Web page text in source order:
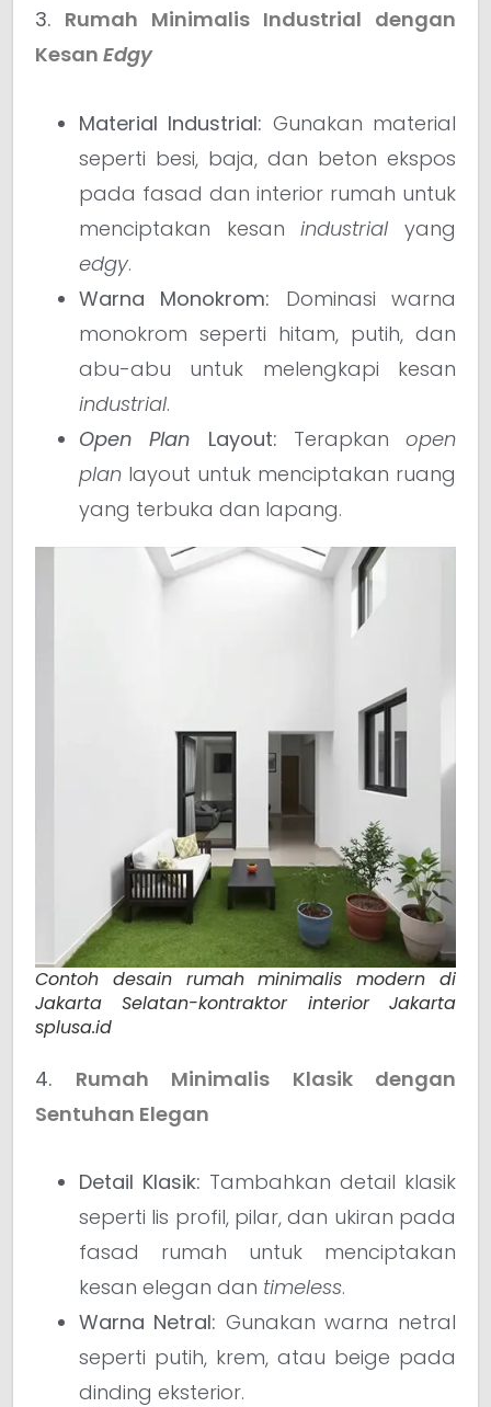
3. Rumah Minimalis Industrial dengan
Kesan Edgy
Material Industrial: Gunakan material
seperti besi, baja, dan beton ekspos
pada fasad dan interior rumah untuk
menciptakan kesanindustrial yang
edgy.
Warna Monokrom: Dominasi warna
monokrom seperti hitam, putih, dan
abu-abu untuk melengkapi kesan
industrial.
Open Plan Layout: Terapkan open
plan layout untuk menciptakan ruang
yang terbuka dan lapang.
Contoh desain rumah minimalis modern di
Jakarta Selatan-kontraktor interior Jakarta
splusa.id
4. Rumah Minimalis Klasik dengan
Sentuhan Elegan
Detail Klasik: Tambahkan detail klasik
seperti lis profil, pilar, dan ukiran pada
fasad rumah untuk menciptakan
kesan elegan dan timeless.
Warna Netral: Gunakan warna netral
seperti putih, krem, atau beige pada
dinding eksterior.